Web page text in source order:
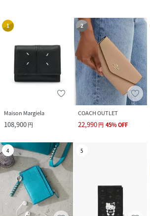
1
Maison Margiela
108,900円
2
COACH OUTLET
22,990円 45%OFF
4 5